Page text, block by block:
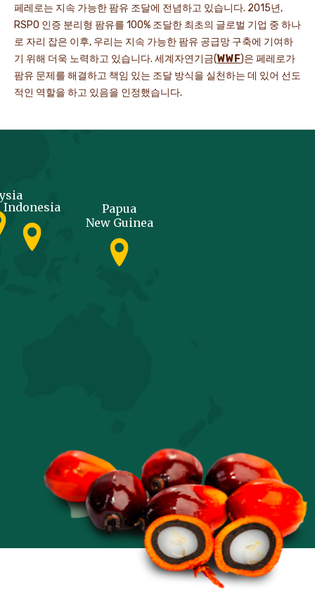
페레로는 지속 가능한 팜유 조달에 전념하고 있습니다. 2015년,
RSPO 인증 분리형 팜유를 100% 조달한 최초의 글로벌 기업 중 하나
로 자리 잡은 이후, 우리는 지속 가능한 팜유 공급망 구축에 기여하
기 위해 더욱 노력하고 있습니다. 세계자연기금(WWF)은 페레로가
팜유 문제를 해결하고 책임 있는 조달 방식을 실천하는 데 있어 선도
적인 역할을 하고 있음을 인정했습니다.
Indonesia
Papua
New Guinea